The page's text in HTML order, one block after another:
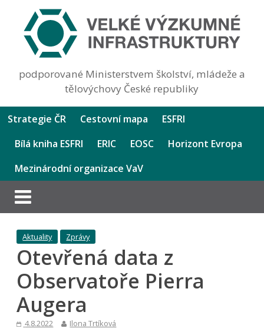
podporované Ministerstvem školství, mládeže a
tělovýchovy České republiky
Strategie ČR Cestovní mapa
ESFRI
Bílá kniha ESFRI
ERIC EOSC
Horizont Evropa
Mezinárodní organizace VaV
Aktuality Zprávy
Otevřená data z
Observatoře Pierra
Augera
4.8.2022 Ilona Trtíková